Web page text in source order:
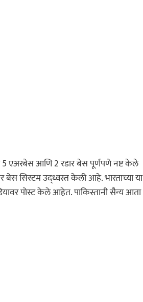
5 एअरबेस आणि 2 रडार बेस पूर्णपणे नष्ट केले
सिस्टम उद्ध्वस्त केली आहे. भारताच्या या
पोस्ट केले आहेत. पाकिस्तानी सैन्य आता